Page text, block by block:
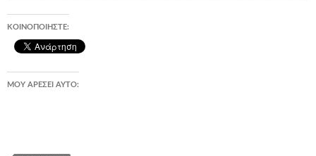
ΚΟΙΝΟΠΟΙΉΣΤΕ:
ΜΟΥ ΑΡΈΣΕΙ ΑΥΤΌ: